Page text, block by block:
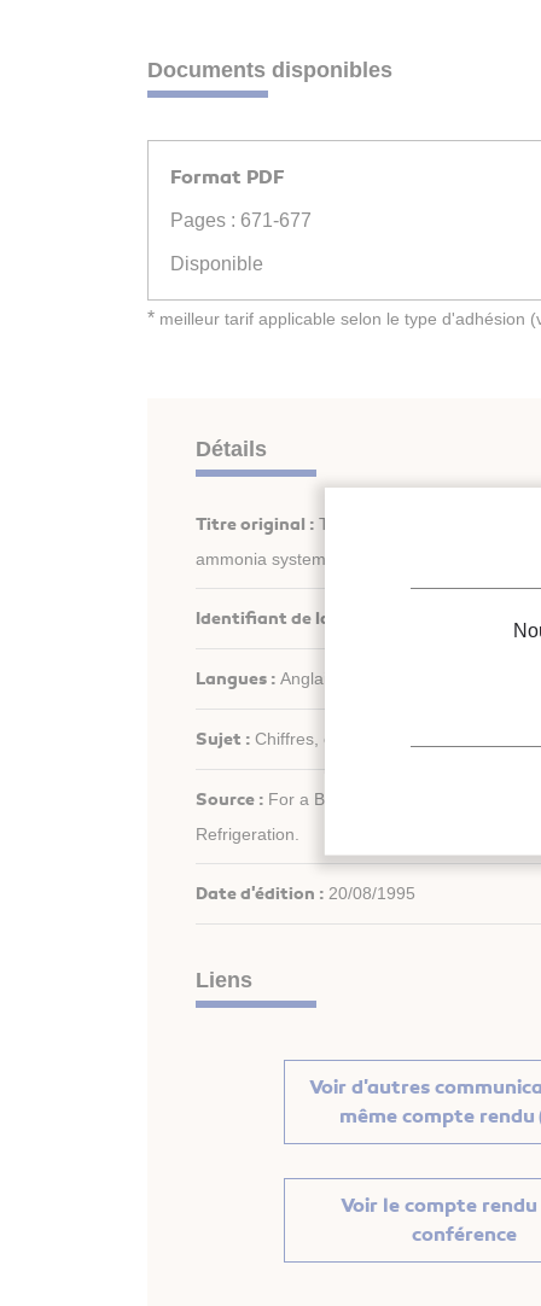
Documents disponibles
Format PDF
Pages : 671-677
Disponible
* meilleur tarif applicable selon le type d'adhésion
Détails
Titre original : Technical and economical
ammonia systems in different refrigerating
Identifiant de la fiche :
Langues : Anglais
Sujet : Chiffres, économie
Source : For a Better Quality of Life. 19th
Refrigeration.
Date d'édition : 20/08/1995
Liens
Voir d'autres
même compte rendu
Voir le compte
conférence